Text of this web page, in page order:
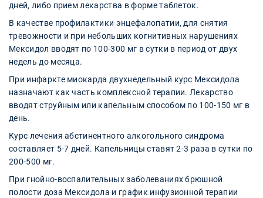
дней, либо прием лекарства в форме таблеток.
В качестве профилактики энцефалопатии, для снятия
тревожности и при небольших когнитивных нарушениях
Мексидол вводят по 100-300 мг в сутки в период от двух
недель до месяца.
При инфаркте миокарда двухнедельный курс Мексидола
назначают как часть комплексной терапии. Лекарство
вводят струйным или капельным способом по 100-150 мг в
день.
Курс лечения абстинентного алкогольного синдрома
составляет 5-7 дней. Капельницы ставят 2-3 раза в сутки по
200-500 мг.
При гнойно-воспалительных заболеваниях брюшной
полости доза Мексидола и график инфузионной терапии